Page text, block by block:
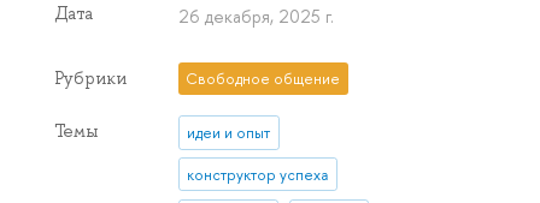
Дата 26 декабря, 2025 г.
Рубрики Свободное общение
Темы идеи и опыт
конструктор успеха